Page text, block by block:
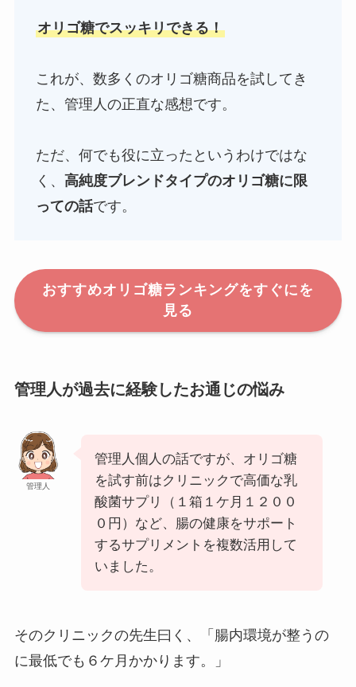
オリゴ糖でスッキリできる！
これが、数多くのオリゴ糖商品を試してき
た、管理人の正直な感想です。
ただ、何でも役に立ったというわけではな
く、 高純度ブレンドタイプのオリゴ糖に限
っての話です。
おすすめオリゴ糖ランキングをすぐにを
見る
管理人が過去に経験したお通じの悩み
管理人
管理人個人の話ですが、オリゴ糖
を試す前はクリニックで高価な乳
酸菌サプリ（１箱１ケ月１２００
０円）など、腸の健康をサポート
するサプリメントを複数活用して
いました。
そのクリニックの先生曰く、「腸内環境が整うの
に最低でも６ケ月かかります。」